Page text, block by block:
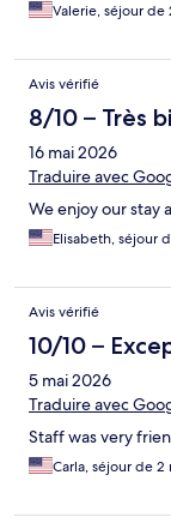
Valerie, séjour de
Avis vérifié
8/10 – Très
16 mai 2026
Traduire avec
We enjoy our stay
Elisabeth, séjour
Avis vérifié
10/10 –
5 mai 2026
Traduire avec
Staff was very
Carla, séjour de 2